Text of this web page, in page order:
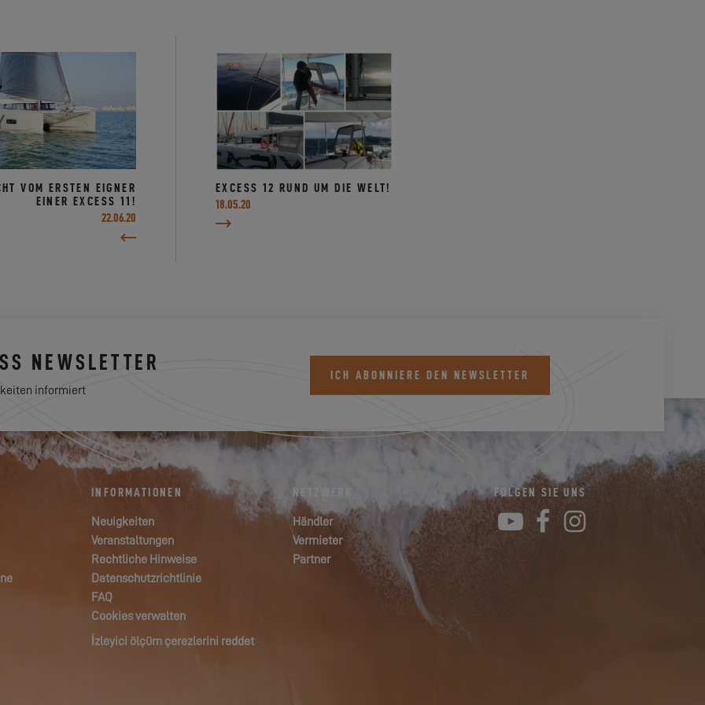
VOM ERSTEN EIGNER
EINER EXCESS 11!
22.06.20
EXCESS 12 RUND UM DIE WELT!
18.05.20
NEWSLETTER
informiert
ICH ABONNIERE DEN NEWSLETTER
INFORMATIONEN
Neuigkeiten
Veranstaltungen
Rechtliche Hinweise
Datenschutzrichtlinie
FAQ
Cookies verwalten
İzleyici ölçüm çerezlerini reddet
NETZWERK
Händler
Vermieter
Partner
FOLGEN SIE UNS
YouTube
Facebook
Instagram